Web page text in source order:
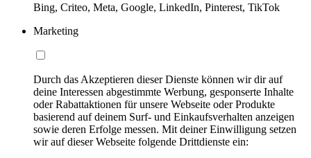
Bing, Criteo, Meta, Google, LinkedIn, Pinterest, TikTok
Marketing
Durch das Akzeptieren dieser Dienste können wir dir auf
deine Interessen abgestimmte Werbung, gesponserte Inhalte
oder Rabattaktionen für unsere Webseite oder Produkte
basierend auf deinem Surf- und Einkaufsverhalten anzeigen
sowie deren Erfolge messen. Mit deiner Einwilligung setzen
wir auf dieser Webseite folgende Drittdienste ein: